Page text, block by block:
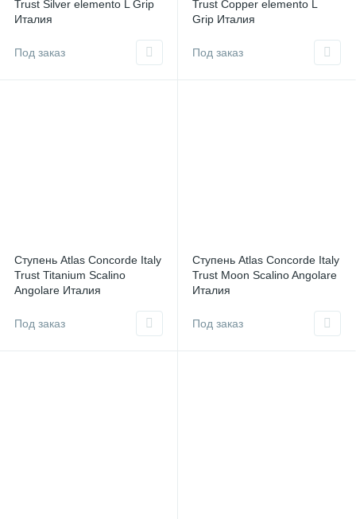
Trust Silver elemento L Grip
Италия
Под заказ
Trust Copper elemento L
Grip Италия
Под заказ
Ступень Atlas Concorde Italy
Trust Titanium Scalino
Angolare Италия
Под заказ
Ступень Atlas Concorde Italy
Trust Moon Scalino Angolare
Италия
Под заказ